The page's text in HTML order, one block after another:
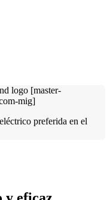
preferida en el